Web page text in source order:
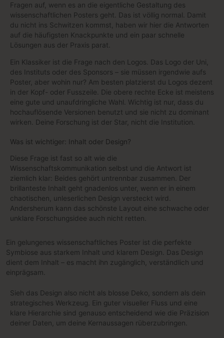
Fragen auf, wenn es an die eigentliche Gestaltung des
wissenschaftlichen Posters geht. Das ist völlig normal. Damit
du nicht ins Schwitzen kommst, haben wir hier die Antworten
auf die häufigsten Knackpunkte und ein paar schnelle
Lösungen aus der Praxis parat.
Ein Klassiker ist die Frage nach den Logos. Das Logo der Uni,
des Instituts oder des Sponsors – sie müssen irgendwie aufs
Poster, aber wohin nur? Am besten platzierst du Logos dezent
in der Kopf- oder Fusszeile. Die obere rechte Ecke ist meistens
eine gute und unaufdringliche Wahl. Wichtig ist nur, dass du
hochauflösende Versionen benutzt und sie nicht zu dominant
wirken. Deine Forschung ist der Star, nicht die Institution.
Was ist wichtiger: Inhalt oder Design?
Diese Frage ist fast so alt wie die
Wissenschaftskommunikation selbst und die Antwort ist
ziemlich klar: Beides gehört untrennbar zusammen. Der
brillanteste Inhalt geht gnadenlos unter, wenn er in einem
chaotischen, unleserlichen Design versteckt wird.
Andersherum kann das schönste Layout eine schwache oder
unklare Forschungsidee auch nicht retten.
Ein gelungenes wissenschaftliches Poster ist die perfekte
Symbiose aus starkem Inhalt und klarem Design. Das Design
dient dem Inhalt – es macht ihn zugänglich, verständlich und
einprägsam.
Sieh das Design also nicht als blosse Deko, sondern als dein
strategisches Werkzeug. Ein guter visueller Fluss und eine
klare Hierarchie sind genauso entscheidend wie die Präzision
deiner Daten, um deine Kernaussagen rüberzubringen.